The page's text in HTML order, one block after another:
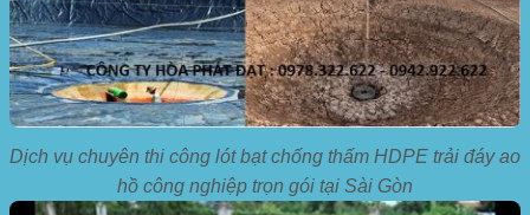
Dịch vụ chuyên thi công lót bạt chống thấm HDPE trải đáy ao
hồ công nghiệp trọn gói tại Sài Gòn